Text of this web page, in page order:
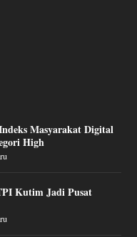
Masyarakat Digital
High
Kutim Jadi Pusat